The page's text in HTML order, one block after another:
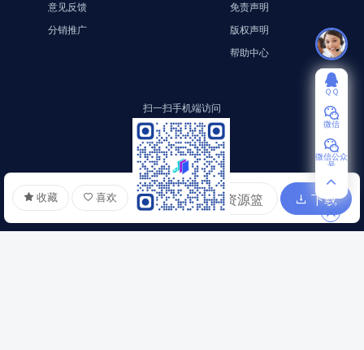
收藏 喜欢 加入资源篮 下载
意见反馈
分销推广
免责声明
版权声明
帮助中心
扫一扫手机端访问
ＱＱ
微信
微信公众
号